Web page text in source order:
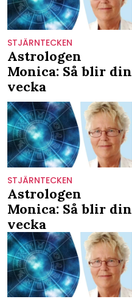
STJÄRNTECKEN
Astrologen
Monica: Så blir din
vecka
STJÄRNTECKEN
Astrologen
Monica: Så blir din
vecka